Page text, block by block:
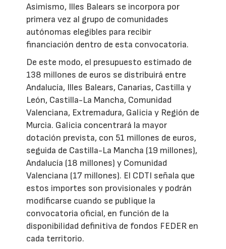
Asimismo, Illes Balears se incorpora por
primera vez al grupo de comunidades
autónomas elegibles para recibir
financiación dentro de esta convocatoria.
De este modo, el presupuesto estimado de
138 millones de euros se distribuirá entre
Andalucía, Illes Balears, Canarias, Castilla y
León, Castilla-La Mancha, Comunidad
Valenciana, Extremadura, Galicia y Región de
Murcia. Galicia concentrará la mayor
dotación prevista, con 51 millones de euros,
seguida de Castilla-La Mancha (19 millones),
Andalucía (18 millones) y Comunidad
Valenciana (17 millones). El CDTI señala que
estos importes son provisionales y podrán
modificarse cuando se publique la
convocatoria oficial, en función de la
disponibilidad definitiva de fondos FEDER en
cada territorio.